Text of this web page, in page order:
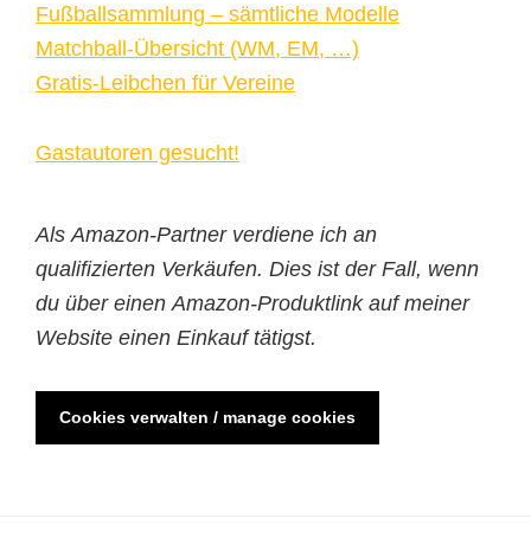
Fußballsammlung – sämtliche Modelle
Matchball-Übersicht (WM, EM, …)
Gratis-Leibchen für Vereine
Gastautoren gesucht!
Als Amazon-Partner verdiene ich an
qualifizierten Verkäufen. Dies ist der Fall, wenn
du über einen Amazon-Produktlink auf meiner
Website einen Einkauf tätigst.
Cookies verwalten / manage cookies